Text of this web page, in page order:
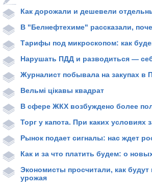
Как дорожали и дешевели
В "Белнефтехиме" рассказали,
Тарифы под микроскопом: как
Нарушать ПДД и разводиться —
Журналист побывала на закупах в
Вельмі цікавы квадрат
В сфере ЖКХ возбуждено более
Торг у капота. При каких условиях
Рынок подает сигналы: нас ждет
Как и за что платить будем: о
Экономисты просчитали, как
урожая